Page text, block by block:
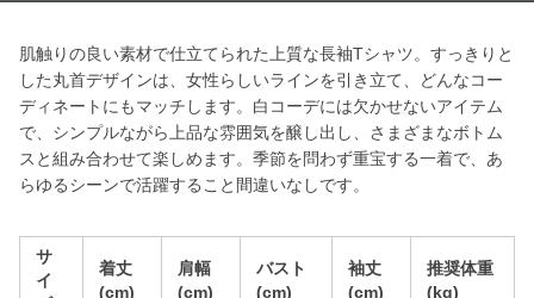
肌触りの良い素材で仕立てられた上質な長袖Tシャツ。すっきりと
した丸首デザインは、女性らしいラインを引き立て、どんなコー
ディネートにもマッチします。白コーデには欠かせないアイテム
で、シンプルながら上品な雰囲気を醸し出し、さまざまなボトム
スと組み合わせて楽しめます。季節を問わず重宝する一着で、あ
らゆるシーンで活躍すること間違いなしです。
サ
イ
着丈
(cm)
肩幅
(cm)
バスト
(cm)
袖丈
(cm)
推奨体重
(kg)